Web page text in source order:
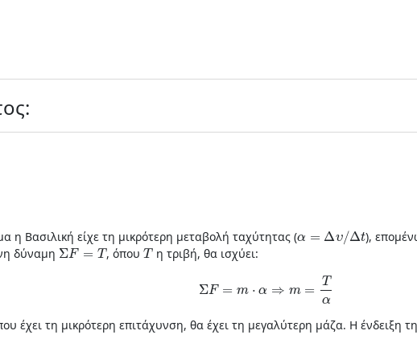
η Βασιλική είχε τη μικρότερη μεταβολή ταχύτητας (
υ/
),
δύναμη
ΣF=T
, όπου
T
η τριβή, θα ισχύει:
έχει τη μικρότερη επιτάχυνση, θα έχει τη μεγαλύτερη μάζα. Η ένδειξη